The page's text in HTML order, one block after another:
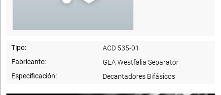
Tipo:
ACD 535-01
Fabricante:
GEA Westfalia Separator
Especificación:
Decantadores Bifásicos